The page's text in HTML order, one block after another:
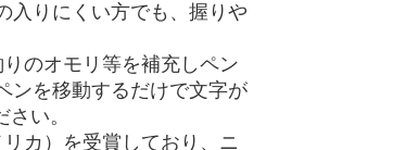
入りにくい方でも、握りや
のオモリ等を補充しペン
ンを移動するだけで文字が
い。
カ）を受賞しており、ニ